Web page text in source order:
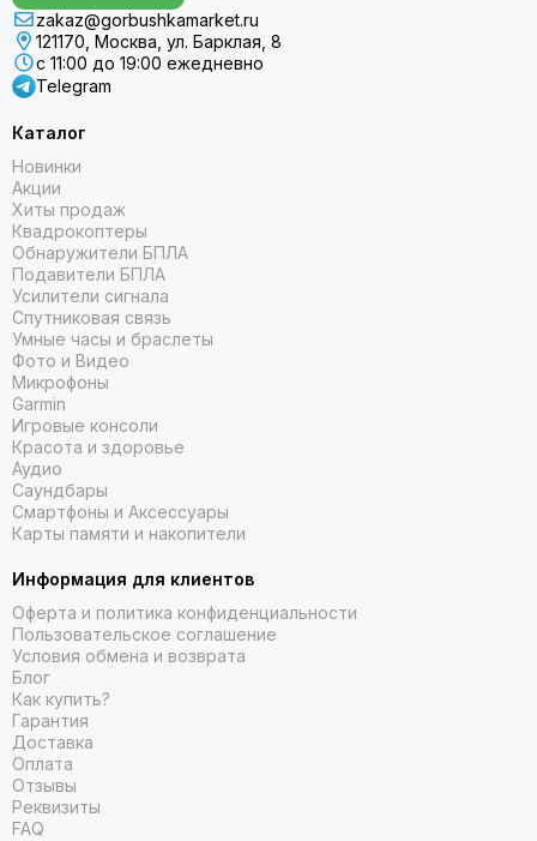
zakaz@gorbushkamarket.ru
121170, Москва, ул. Барклая, 8
с 11:00 до 19:00 ежедневно
Telegram
Каталог
Новинки
Акции
Хиты продаж
Квадрокоптеры
Обнаружители БПЛА
Подавители БПЛА
Усилители сигнала
Спутниковая связь
Умные часы и браслеты
Фото и Видео
Микрофоны
Garmin
Игровые консоли
Красота и здоровье
Аудио
Саундбары
Смартфоны и Аксессуары
Карты памяти и накопители
Информация для клиентов
Оферта и политика конфиденциальности
Пользовательское соглашение
Условия обмена и возврата
Блог
Как купить?
Гарантия
Доставка
Оплата
Отзывы
Реквизиты
FAQ